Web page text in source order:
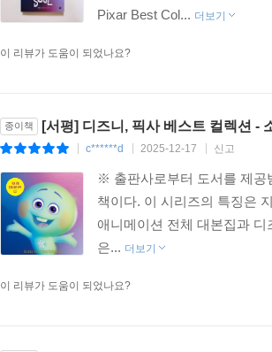
Pixar Best Col... 더보기
이 리뷰가 도움이 되었나요?
종이책 [서평] 디즈니, 픽사 베스트 컬렉션 -
c******d 2025-12-17 신고
※ 출판사로부터 도서를 제공
책이다. 이 시리즈의 특징은
애니메이션 전체 대본집과
은... 더보기
이 리뷰가 도움이 되었나요?